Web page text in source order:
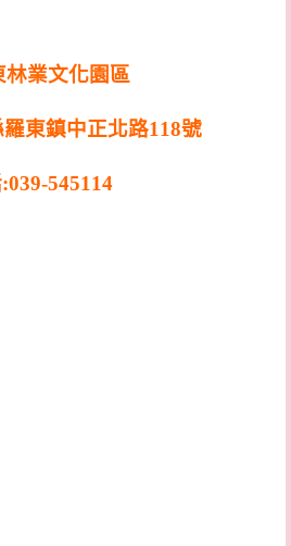
林業文化園區
東鎮中正北路118號
545114